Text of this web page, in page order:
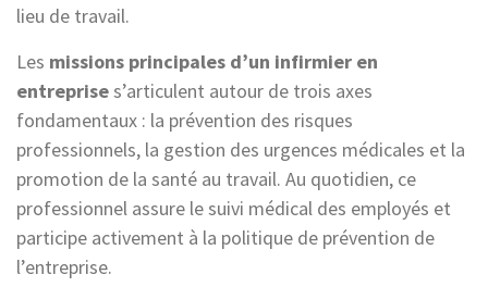
lieu de travail.
Les missions principales d’un infirmier en
entreprises’articulent autour de trois axes
fondamentaux : la prévention des risques
professionnels, la gestion des urgences médicales et la
promotion de la santé au travail. Au quotidien, ce
professionnel assure le suivi médical des employés et
participe activement à la politique de prévention de
l’entreprise.